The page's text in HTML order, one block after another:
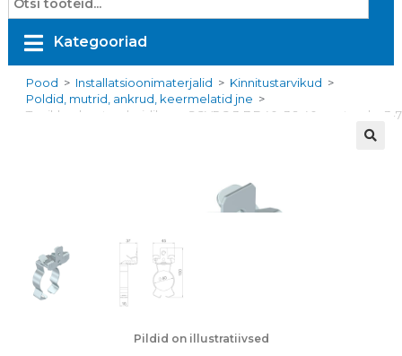
Kategooriad
Pood > Installatsioonimaterjalid > Kinnitustarvikud >
Poldid, mutrid, ankrud, keermelatid jne >
Tugiklamber toruhoidikuga SCVPC 3-7 D40, 36-40mm torule, 3-
Pildid on illustratiivsed